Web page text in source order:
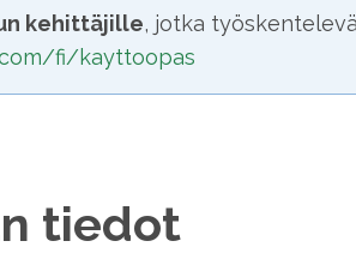
kehittäjille, jotka
fi/kayttoopas
tiedot